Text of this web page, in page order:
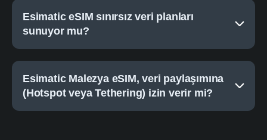
Esimatic eSIM sınırsız veri planları
sunuyor mu?
Esimatic Malezya eSIM, veri paylaşımına
(Hotspot veya Tethering) izin verir mi?